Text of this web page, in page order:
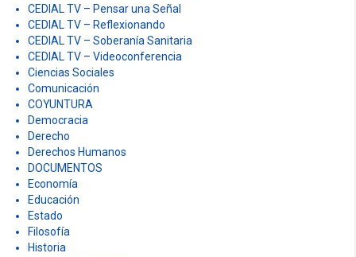
CEDIAL TV – Pensar una Señal
CEDIAL TV – Reflexionando
CEDIAL TV – Soberanía Sanitaria
CEDIAL TV – Videoconferencia
Ciencias Sociales
Comunicación
COYUNTURA
Democracia
Derecho
Derechos Humanos
DOCUMENTOS
Economía
Educación
Estado
Filosofía
Historia